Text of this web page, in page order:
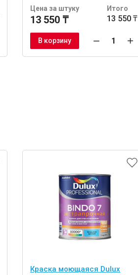
Цена за штуку
13 550 ₸
Итого
13 550 ₸
В корзину
Краска моющаяся Dulux